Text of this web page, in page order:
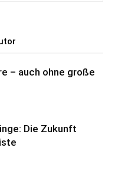
– auch ohne große
Die Zukunft